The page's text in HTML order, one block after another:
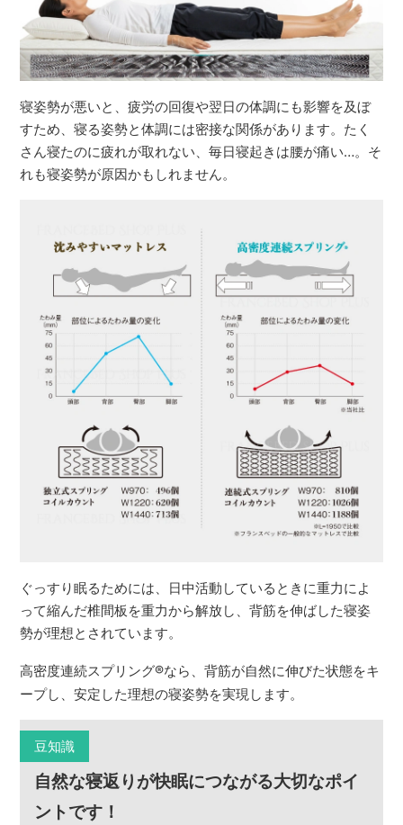
寝姿勢が悪いと、疲労の回復や翌日の体調にも影響を及ぼ
すため、寝る姿勢と体調には密接な関係があります。たく
さん寝たのに疲れが取れない、毎日寝起きは腰が痛い…。そ
れも寝姿勢が原因かもしれません。
ぐっすり眠るためには、日中活動しているときに重力によ
って縮んだ椎間板を重力から解放し、背筋を伸ばした寝姿
勢が理想とされています。
高密度連続スプリング®なら、背筋が自然に伸びた状態をキ
ープし、安定した理想の寝姿勢を実現します。
豆知識
自然な寝返りが快眠につながる大切なポイ
ントです！